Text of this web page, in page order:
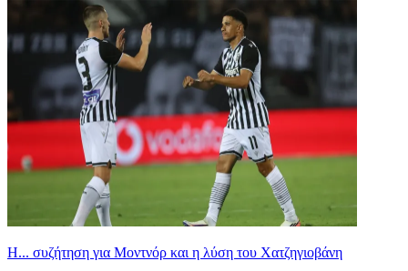
Η... συζήτηση για Μοντνόρ και η λύση του Χατζηγιοβάνη